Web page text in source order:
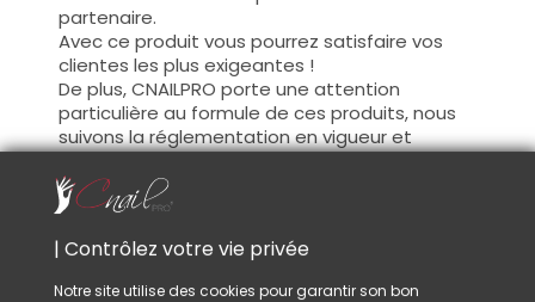
partenaire.
Avec ce produit vous pourrez satisfaire vos
clientes les plus exigeantes !
De plus, CNAILPRO porte une attention
particulière au formule de ces produits, nous
suivons la réglementation en vigueur et
garantissons la conformité de nos produits.
Ceci pour garantir une sécurité d'utilisation
optimale.
| Contrôlez votre vie privée
Notre site utilise des cookies pour garantir son bon